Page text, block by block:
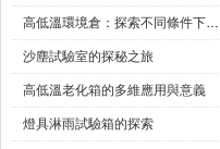
高低溫環境倉：探索不同條件下的科學奧秘
沙塵試驗室的探秘之旅
高低溫老化箱的多維應用與意義
燈具淋雨試驗箱的探索